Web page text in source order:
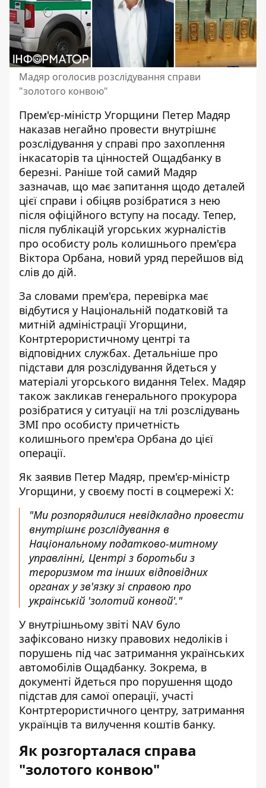
Мадяр оголосив розслідування справи
"золотого конвою"
Прем'єр-міністр Угорщини Петер Мадяр
наказав негайно провести внутрішнє
розслідування у справі про захоплення
інкасаторів та цінностей Ощадбанку в
березні. Раніше той самий Мадяр
зазначав, що має запитання щодо деталей
цієї справи і обіцяв розібратися з нею
після офіційного вступу на посаду. Тепер,
після публікацій угорських журналістів
про особисту роль колишнього прем'єра
Віктора Орбана, новий уряд перейшов від
слів до дій.
За словами прем'єра, перевірка має
відбутися у Національній податковій та
митній адміністрації Угорщини,
Контртерористичному центрі та
відповідних службах. Детальніше про
підстави для розслідування йдеться у
матеріалі угорського видання Telex. Мадяр
також закликав генерального прокурора
розібратися у ситуації на тлі розслідувань
ЗМІ про особисту причетність
колишнього прем'єра Орбана до цієї
операції.
Як заявив Петер Мадяр, прем'єр-міністр
Угорщини, у своєму пості в соцмережі Х:
"Ми розпорядилися невідкладно провести
внутрішнє розслідування в
Національному податково-митному
управлінні, Центрі з боротьби з
тероризмом та інших відповідних
органах у зв'язку зі справою про
українській 'золотий конвой'."
У внутрішньому звіті NAV було
зафіксовано низку правових недоліків і
порушень під час затримання українських
автомобілів Ощадбанку. Зокрема, в
документі йдеться про порушення щодо
підстав для самої операції, участі
Контртерористичного центру, затримання
українців та вилучення коштів банку.
Як розгорталася справа
"золотого конвою"